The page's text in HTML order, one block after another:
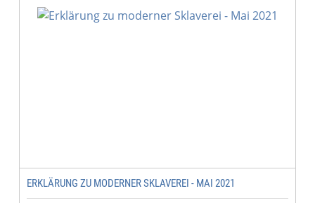
ERKLÄRUNG ZU MODERNER SKLAVEREI - MAI 2021